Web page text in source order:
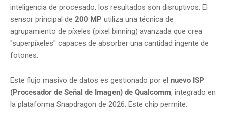
inteligencia de procesado, los resultados son disruptivos. El
sensor principal de 200 MP utiliza una técnica de
agrupamiento de píxeles (pixel binning) avanzada que crea
"superpíxeles" capaces de absorber una cantidad ingente de
fotones.
Este flujo masivo de datos es gestionado por el nuevo ISP
(Procesador de Señal de Imagen) de Qualcomm, integrado en
la plataforma Snapdragon de 2026. Este chip permite: